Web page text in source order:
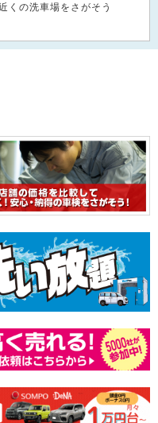
くの洗車場をさがそう